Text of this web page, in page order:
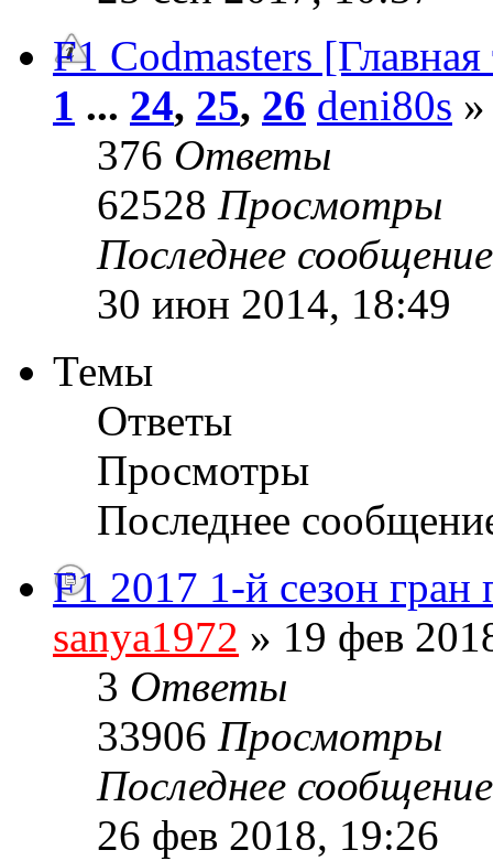
F1 Codmasters
1 ... 24, 25, 26 deni80s
376 Ответы
62528 Просмотры
Последнее
30 июн 2014, 18:49
Темы
Ответы
Просмотры
Последнее
F1 2017 1-й сезон
sanya1972 » 19 фев
3 Ответы
33906 Просмотры
Последнее
26 фев 2018, 19:26